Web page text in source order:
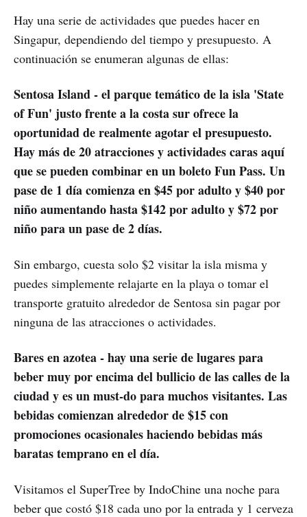
Hay una serie de actividades que puedes hacer en
Singapur, dependiendo del tiempo y presupuesto. A
continuación se enumeran algunas de ellas:
Sentosa Island - el parque temático de la isla 'State
of Fun' justo frente a la costa sur ofrece la
oportunidad de realmente agotar el presupuesto.
Hay más de 20 atracciones y actividades caras aquí
que se pueden combinar en un boleto Fun Pass. Un
pase de 1 día comienza en $45 por adulto y $40 por
niño aumentando hasta $142 por adulto y $72 por
niño para un pase de 2 días.
Sin embargo, cuesta solo $2 visitar la isla misma y
puedes simplemente relajarte en la playa o tomar el
transporte gratuito alrededor de Sentosa sin pagar por
ninguna de las atracciones o actividades.
Bares en azotea - hay una serie de lugares para
beber muy por encima del bullicio de las calles de la
ciudad y es un must-do para muchos visitantes. Las
bebidas comienzan alrededor de $15 con
promociones ocasionales haciendo bebidas más
baratas temprano en el día.
Visitamos el SuperTree by IndoChine una noche para
beber que costó $18 cada uno por la entrada y 1 cerveza